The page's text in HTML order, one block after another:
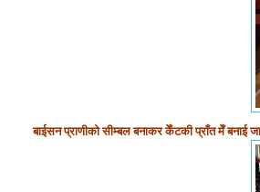
बाईसन प्राणीको सीम्बल बनाकर केँटकी प्राँत मेँ बनाई